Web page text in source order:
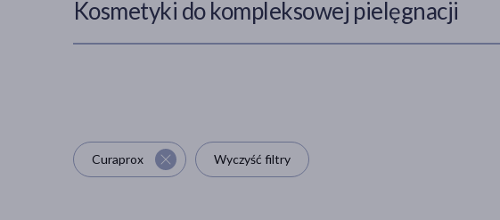
Kosmetyki do kompleksowej pielęgnacji
Curaprox Wyczyść filtry